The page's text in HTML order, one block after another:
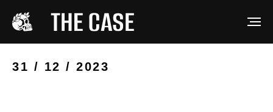
31 / 12 / 2023